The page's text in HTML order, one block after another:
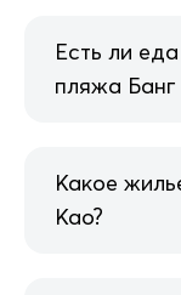
Есть ли
пляжа Банг
Какое
Као?